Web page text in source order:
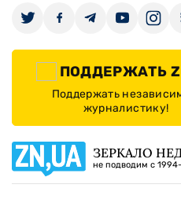
ПОДДЕРЖАТЬ
Поддержать
журналистику!
ЗЕРКАЛО
не подводим с